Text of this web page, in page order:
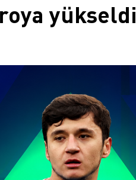
yükseldi